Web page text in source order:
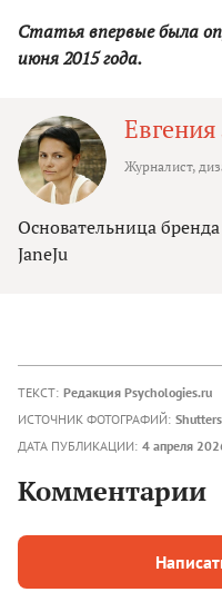
Статья впервые была
июня 2015 года.
Журналист,
Основательница
JaneJu
ТЕКСТ: Редакция Psychologies.ru
ИСТОЧНИК ФОТОГРАФИЙ:
ДАТА ПУБЛИКАЦИИ: 4 апреля
Комментарии